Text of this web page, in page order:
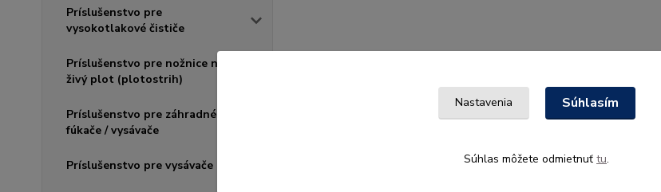
Príslušenstvo pre
vysokotlakové čističe
Príslušenstvo pre nožnice na
živý plot (plotostrih)
Príslušenstvo pre záhradné
fúkače / vysávače
Príslušenstvo pre vysávače
Nastavenia Súhlasím
Súhlas môžete odmietnuť tu.